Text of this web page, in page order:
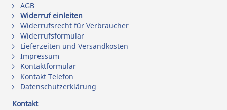
AGB
Widerruf einleiten
Widerrufsrecht für Verbraucher
Widerrufsformular
Lieferzeiten und Versandkosten
Impressum
Kontaktformular
Kontakt Telefon
Datenschutzerklärung
Kontakt